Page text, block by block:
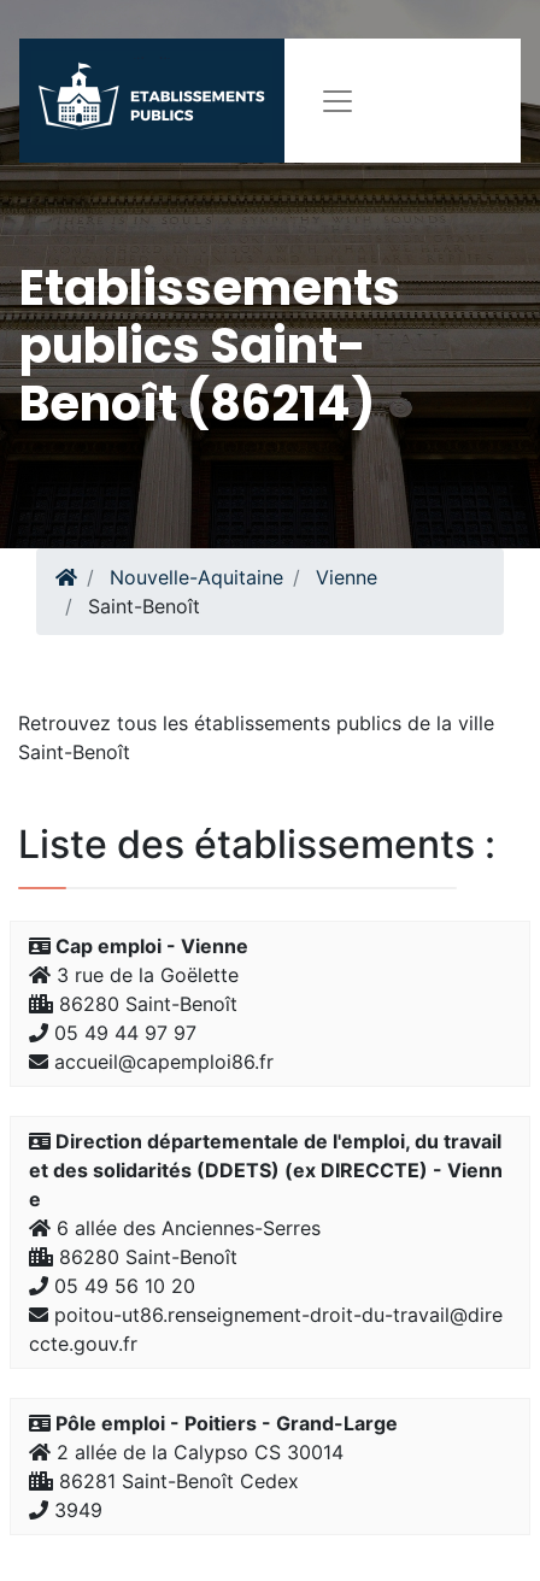
Etablissements
publics Saint-
Benoît (86214)
Nouvelle-Aquitaine
Vienne
Saint-Benoît
Retrouvez tous les établissements publics de la ville
Saint-Benoît
Liste des établissements :
Cap emploi - Vienne
3 rue de la Goëlette
86280 Saint-Benoît
05 49 44 97 97
accueil@capemploi86.fr
Direction départementale de l'emploi, du travail
et des solidarités (DDETS) (ex DIRECCTE) - Vienn
e
6 allée des Anciennes-Serres
86280 Saint-Benoît
05 49 56 10 20
poitou-ut86.renseignement-droit-du-travail@dire
ccte.gouv.fr
Pôle emploi - Poitiers - Grand-Large
2 allée de la Calypso CS 30014
86281 Saint-Benoît Cedex
3949